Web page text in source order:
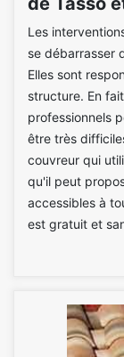
Les
se débarrasser
Elles sont
structure. En
professionnels
être très
couvreur qui
qu'il peut
accessibles à
est gratuit et